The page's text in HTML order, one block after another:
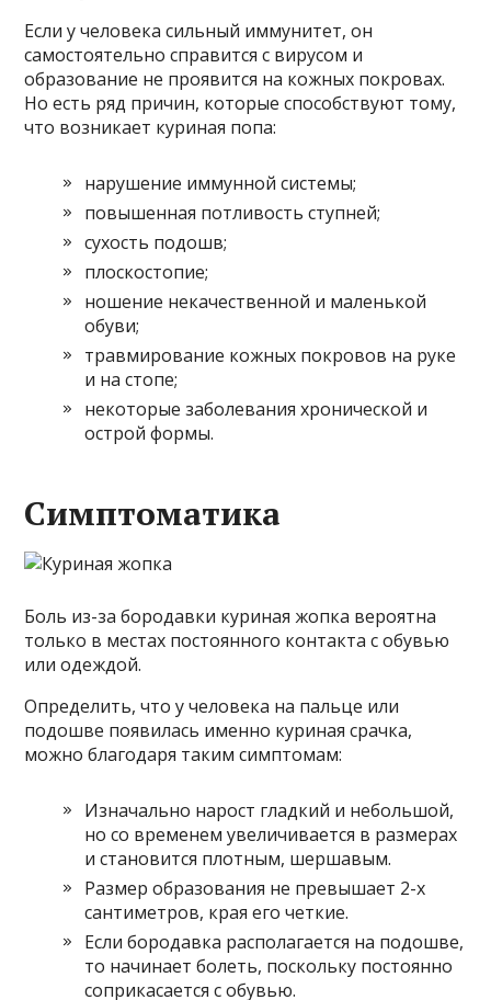
Если у человека сильный иммунитет, он
самостоятельно справится с вирусом и
образование не проявится на кожных покровах.
Но есть ряд причин, которые способствуют тому,
что возникает куриная попа:
нарушение иммунной системы;
повышенная потливость ступней;
сухость подошв;
плоскостопие;
ношение некачественной и маленькой
обуви;
травмирование кожных покровов на руке
и на стопе;
некоторые заболевания хронической и
острой формы.
Симптоматика
Боль из-за бородавки куриная жопка вероятна
только в местах постоянного контакта с обувью
или одеждой.
Определить, что у человека на пальце или
подошве появилась именно куриная срачка,
можно благодаря таким симптомам:
Изначально нарост гладкий и небольшой,
но со временем увеличивается в размерах
и становится плотным, шершавым.
Размер образования не превышает 2-х
сантиметров, края его четкие.
Если бородавка располагается на подошве,
то начинает болеть, поскольку постоянно
соприкасается с обувью.